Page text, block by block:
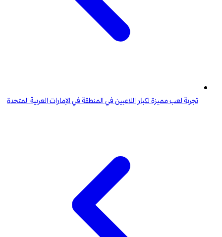
تجربة لعب مميزة لكبار اللاعبين في المنطقة في الإمارات العربية المتحدة